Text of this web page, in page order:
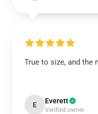
True to size, and the
E Everett
Verified owner